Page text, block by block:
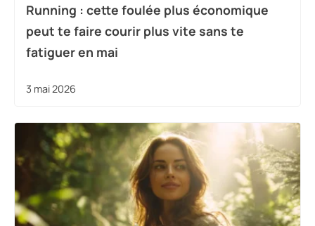
Running : cette foulée plus économique
peut te faire courir plus vite sans te
fatiguer en mai
3 mai 2026